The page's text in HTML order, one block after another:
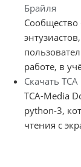
Брайля
Сообщество
работе, в
Скачать
TCA-Media
python-3,
чтения с